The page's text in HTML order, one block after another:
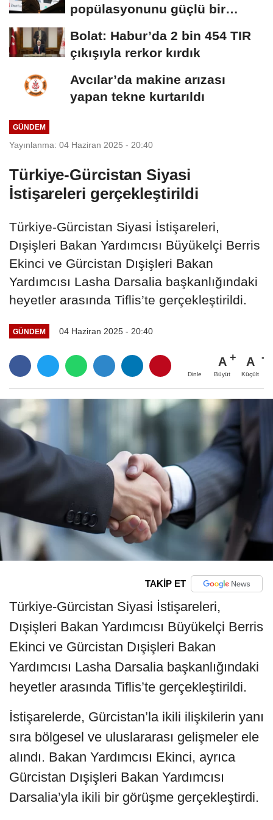
popülasyonunu güçlü bir
Bolat: Habur’da 2 bin 454 TIR
çıkışıyla rerkor kırdık
Avcılar’da makine arızası
yapan tekne kurtarıldı
GÜNDEM
Yayınlanma: 04 Haziran 2025 - 20:40
Türkiye-Gürcistan Siyasi
İstişareleri gerçekleştirildi
Türkiye-Gürcistan Siyasi İstişareleri,
Dışişleri Bakan Yardımcısı Büyükelçi Berris
Ekinci ve Gürcistan Dışişleri Bakan
Yardımcısı Lasha Darsalia başkanlığındaki
heyetler arasında Tiflis’te gerçekleştirildi.
GÜNDEM 04 Haziran 2025 - 20:40
Dinle
A
Büyüt
A
Küçült
TAKİP ET
Türkiye-Gürcistan Siyasi İstişareleri,
Dışişleri Bakan Yardımcısı Büyükelçi Berris
Ekinci ve Gürcistan Dışişleri Bakan
Yardımcısı Lasha Darsalia başkanlığındaki
heyetler arasında Tiflis’te gerçekleştirildi.
İstişarelerde, Gürcistan’la ikili ilişkilerin yanı
sıra bölgesel ve uluslararası gelişmeler ele
alındı. Bakan Yardımcısı Ekinci, ayrıca
Gürcistan Dışişleri Bakan Yardımcısı
Darsalia’yla ikili bir görüşme gerçekleştirdi.